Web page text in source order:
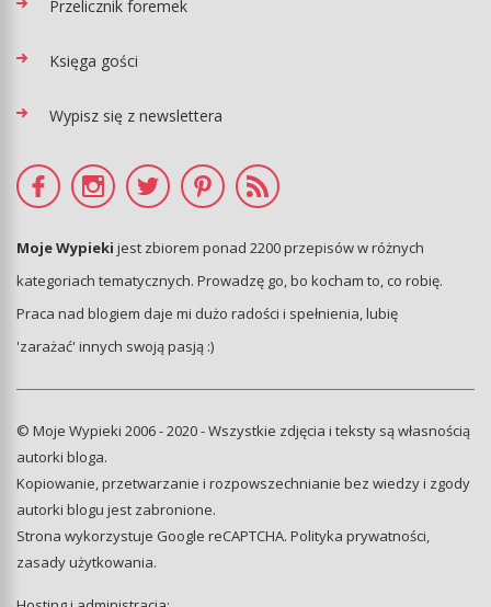
Przelicznik foremek
Księga gości
Wypisz się z newslettera
Moje Wypieki jest zbiorem ponad 2200 przepisów w różnych
kategoriach tematycznych. Prowadzę go, bo kocham to, co robię.
Praca nad blogiem daje mi dużo radości i spełnienia, lubię
'zarażać' innych swoją pasją :)
© Moje Wypieki 2006 - 2020 - Wszystkie zdjęcia i teksty są własnością
autorki bloga.
Kopiowanie, przetwarzanie i rozpowszechnianie bez wiedzy i zgody
autorki blogu jest zabronione.
Strona wykorzystuje Google reCAPTCHA. Polityka prywatności,
zasady użytkowania.